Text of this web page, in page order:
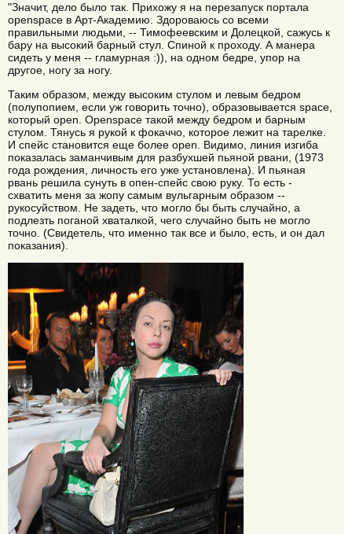
"Значит, дело было так. Прихожу я на перезапуск портала
openspace в Арт-Академию. Здороваюсь со всеми
правильными людьми, -- Тимофеевским и Долецкой, сажусь к
бару на высокий барный стул. Спиной к проходу. А манера
сидеть у меня -- гламурная :)), на одном бедре, упор на
другое, ногу за ногу.
Таким образом, между высоким стулом и левым бедром
(полупопием, если уж говорить точно), образовывается space,
который open. Openspace такой между бедром и барным
стулом. Тянусь я рукой к фокаччо, которое лежит на тарелке.
И спейс становится еще более open. Видимо, линия изгиба
показалась заманчивым для разбухшей пьяной рвани, (1973
года рождения, личность его уже установлена). И пьяная
рвань решила сунуть в опен-спейс свою руку. То есть -
схватить меня за жопу самым вульгарным образом --
рукосуйством. Не задеть, что могло бы быть случайно, а
подлезть поганой хваталкой, чего случайно быть не могло
точно. (Свидетель, что именно так все и было, есть, и он дал
показания).